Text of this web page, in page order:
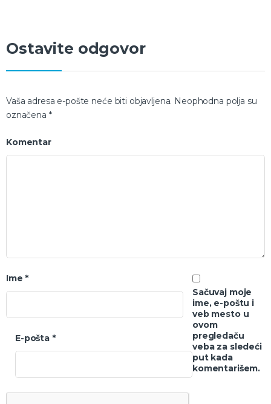
Ostavite odgovor
Vaša adresa e-pošte neće biti objavljena. Neophodna polja su
označena *
Komentar
Ime *
E-pošta *
Sačuvaj moje
ime, e-poštu i
veb mesto u
ovom
pregledaču
veba za sledeći
put kada
komentarišem.